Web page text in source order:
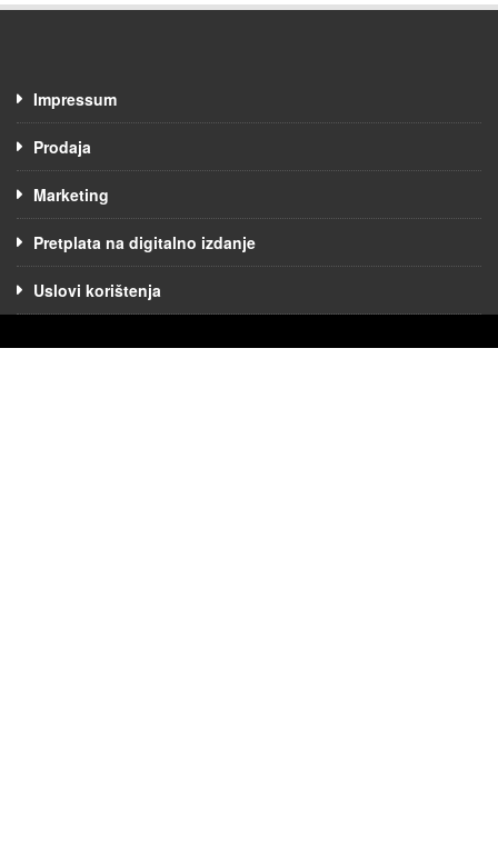
Impressum
Prodaja
Marketing
Pretplata na digitalno izdanje
Uslovi korištenja